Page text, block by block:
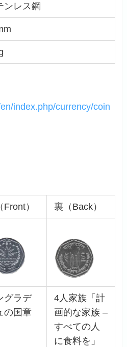
ンレス鋼
index.php/currency/coin
Front） 裏（Back）
グラデ
の国章
4人家族「計
画的な家族 –
すべての人
に食料を」